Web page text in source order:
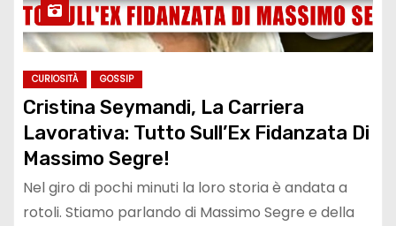
CURIOSITÀ GOSSIP
Cristina Seymandi, La Carriera
Lavorativa: Tutto Sull’Ex Fidanzata Di
Massimo Segre!
Nel giro di pochi minuti la loro storia è andata a
rotoli. Stiamo parlando di Massimo Segre e della